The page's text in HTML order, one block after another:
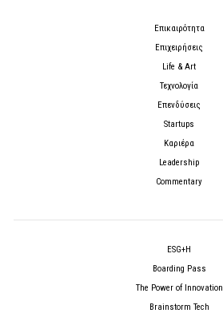
Επικαιρότητα
Επιχειρήσεις
Life & Art
Τεχνολογία
Επενδύσεις
Startups
Καριέρα
Leadership
Commentary
ESG+H
Boarding Pass
The Power of Innovation
Brainstorm Tech